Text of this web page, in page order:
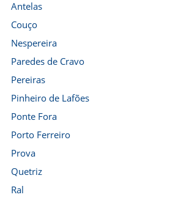
Antelas
Couço
Nespereira
Paredes de Cravo
Pereiras
Pinheiro de Lafões
Ponte Fora
Porto Ferreiro
Prova
Quetriz
Ral